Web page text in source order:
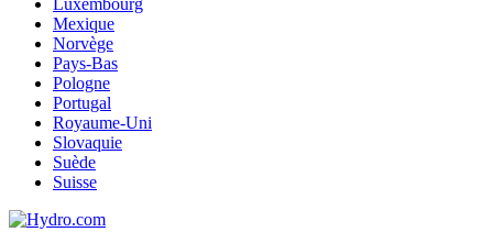
Luxembourg
Mexique
Norvège
Pays-Bas
Pologne
Portugal
Royaume-Uni
Slovaquie
Suède
Suisse